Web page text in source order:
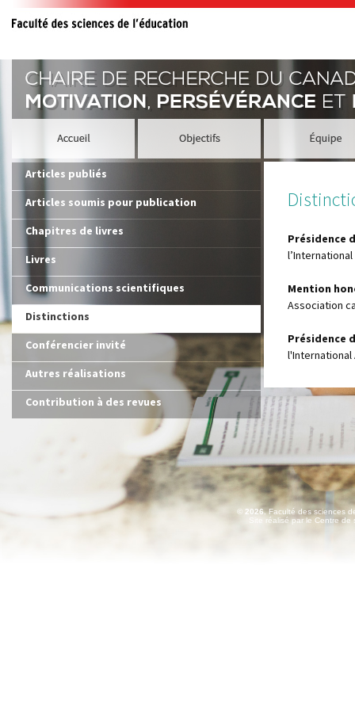
Articles publiés
Articles soumis pour publication
Chapitres de livres
Livres
Communications scientifiques
Distinctions
Conférencier invité
Autres réalisations
Contribution à des revues
Présidence
Mention
Association
Présidence
l'International
© 2026. Faculté des sciences
Site réalisé par le Centre de